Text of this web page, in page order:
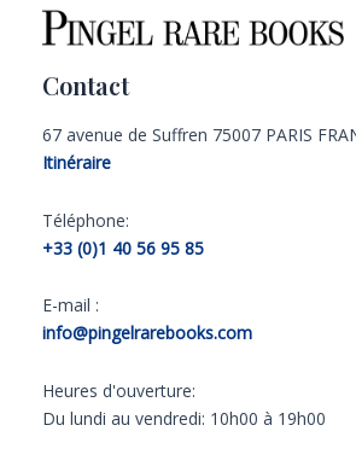
Contact
67 avenue de Suffren 75007 PARIS
Itinéraire
Téléphone:
+33 (0)1 40 56 95 85
E-mail :
info@pingelrarebooks.com
Heures d'ouverture:
Du lundi au vendredi: 10h00 à 19h00